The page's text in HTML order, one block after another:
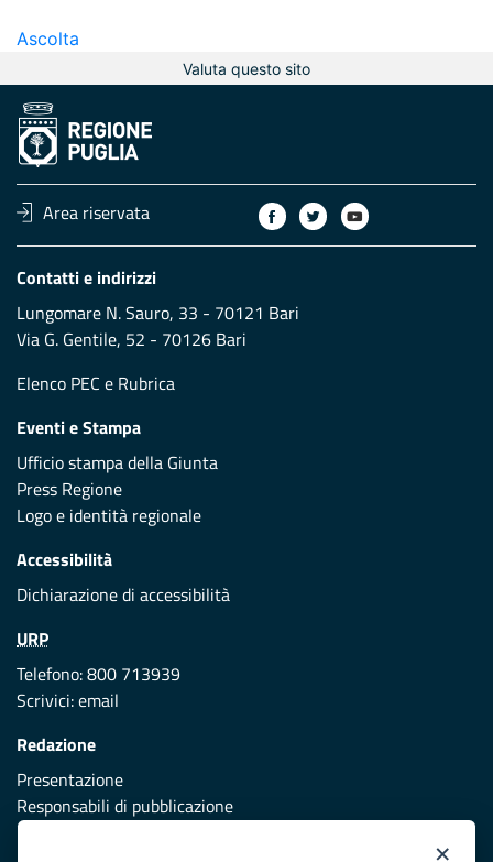
Ascolta
Valuta questo sito
Area riservata
Contatti e indirizzi
Lungomare N. Sauro, 33 - 70121 Bari
Via G. Gentile, 52 - 70126 Bari
Elenco PEC e Rubrica
Eventi e Stampa
Ufficio stampa della Giunta
Press Regione
Logo e identità regionale
Accessibilità
Dichiarazione di accessibilità
URP
Telefono: 800 713939
Scrivici:email
Redazione
Presentazione
Responsabili di pubblicazione
×